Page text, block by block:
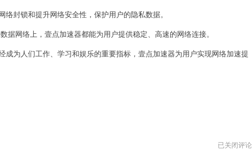
封锁和提升网络安全性，保护用户的隐私数据。
网络上，壹点加速器都能为用户提供稳定、高速的网络连接。
为人们工作、学习和娱乐的重要指标，壹点加速器为用户实现网络加速提
大
已关闭评论